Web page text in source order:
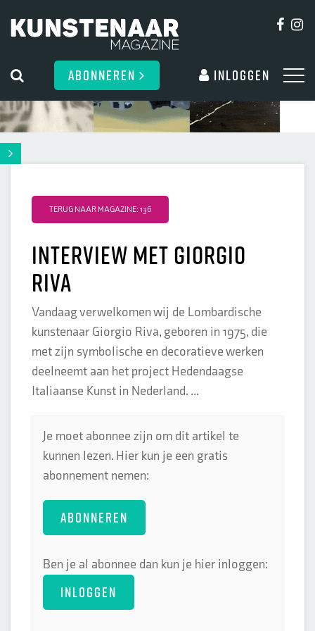
ABONNEREN Inloggen
TERUG NAAR MAGAZINE: 136
Interview met Giorgio
Riva
Vandaag verwelkomen wij de Lombardische
kunstenaar Giorgio Riva, geboren in 1975, die
met zijn symbolische en decoratieve werken
deelneemt aan het project Hedendaagse
Italiaanse Kunst in Nederland. ...
Je moet abonnee zijn om dit artikel te
kunnen lezen. Hier kun je een gratis
abonnement nemen:
ABONNEREN
Ben je al abonnee dan kun je hier inloggen:
INLOGGEN